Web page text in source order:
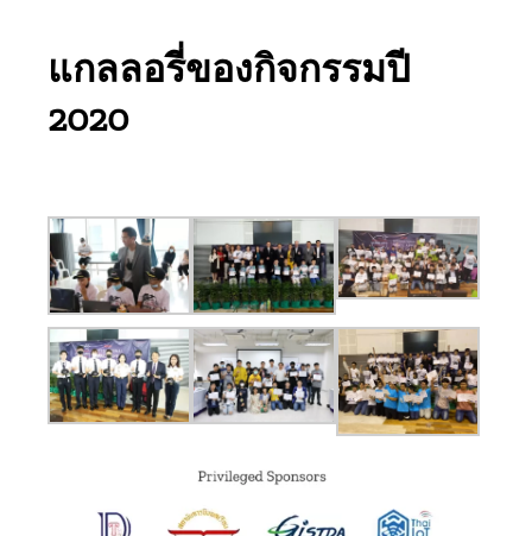
แกลลอรี่ของกิจกรรมปี
2020